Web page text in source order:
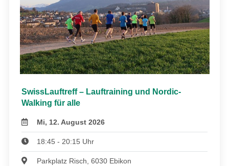
SwissLauftreff – Lauftraining und Nordic-
Walking für alle
Mi, 12. August 2026
18:45 - 20:15 Uhr
Parkplatz Risch, 6030 Ebikon